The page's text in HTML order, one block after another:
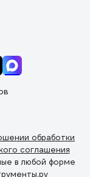
обработки
соглашения
в любой форме